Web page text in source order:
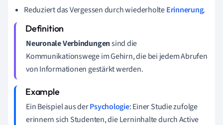
Reduziert das Vergessen durch wiederholteErinnerung.
Neuronale Verbindungensind die
Kommunikationswege im Gehirn, die bei jedem Abrufen
von Informationen gestärkt werden.
Ein Beispiel aus derPsychologie: Einer Studie zufolge
erinnern sich Studenten, die Lerninhalte durch Active